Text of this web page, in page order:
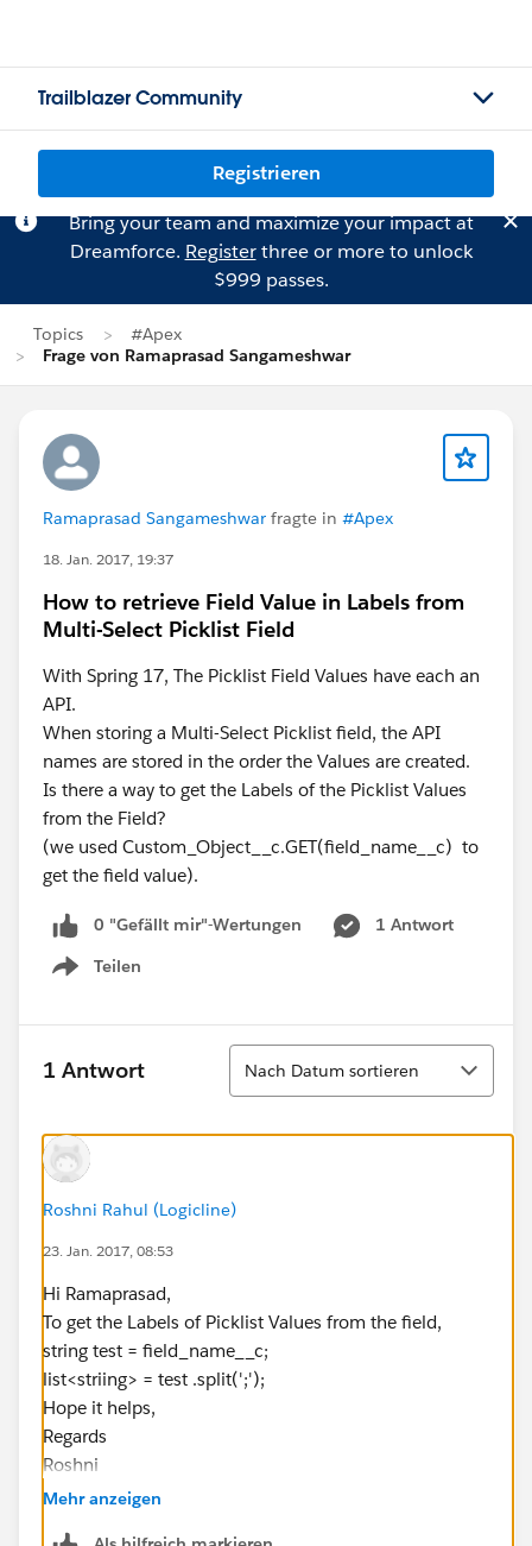
Trailblazer Community
Registrieren
Bring your team and maximize your impact at
Dreamforce. Registerthree or more to unlock
$999 passes.
Topics
#Apex
Frage von Ramaprasad Sangameshwar
Ramaprasad Sangameshwar fragte in #Apex
18. Jan. 2017, 19:37
How to retrieve Field Value in Labels from
Multi-Select Picklist Field
With Spring 17, The Picklist Field Values have each an
API.
When storing a Multi-Select Picklist field, the API
names are stored in the order the Values are created.
Is there a way to get the Labels of the Picklist Values
from the Field?
(we used Custom_Object__c.GET(field_name__c) to
get the field value).
0 "Gefällt mir"-Wertungen
1 Antwort
Teilen
Show menu
1 Antwort
Sortieren
Nach Datum sortieren
Roshni Rahul (Logicline)
23. Jan. 2017, 08:53
Hi Ramaprasad,
To get the Labels of Picklist Values from the field,
string test = field_name__c;
list<striing> = test .split(';');
Hope it helps,
Regards
Roshni
Mehr anzeigen